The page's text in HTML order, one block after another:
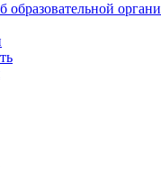
образовательной